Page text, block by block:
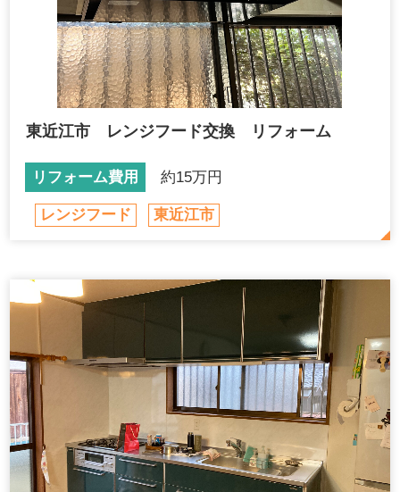
東近江市 レンジフード交換 リフォーム
リフォーム費用 約15万円
レンジフード 東近江市